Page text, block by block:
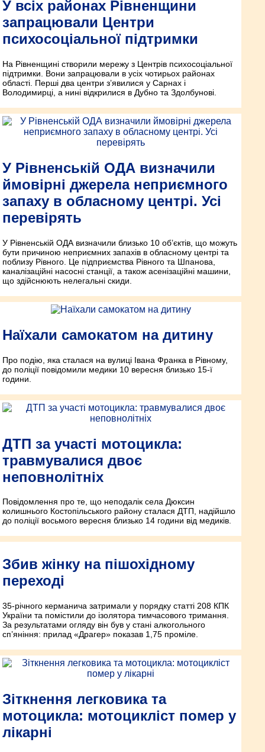
У всіх районах Рівненщини
запрацювали Центри
психосоціальної підтримки
На Рівненщині створили мережу з Центрів психосоціальної
підтримки. Вони запрацювали в усіх чотирьох районах
області. Перші два центри з’явилися у Сарнах і
Володимирці, а нині відкрилися в Дубно та Здолбунові.
У Рівненській ОДА визначили
ймовірні джерела неприємного
запаху в обласному центрі. Усі
перевірять
У Рівненській ОДА визначили близько 10 об’єктів, що можуть
бути причиною неприємних запахів в обласному центрі та
поблизу Рівного. Це підприємства Рівного та Шпанова,
каналізаційні насосні станції, а також асенізаційні машини,
що здійснюють нелегальні скиди.
Наїхали самокатом на дитину
Про подію, яка сталася на вулиці Івана Франка в Рівному,
до поліції повідомили медики 10 вересня близько 15-ї
години.
ДТП за участі мотоцикла:
травмувалися двоє
неповнолітніх
Повідомлення про те, що неподалік села Дюксин
колишнього Костопільського району сталася ДТП, надійшло
до поліції восьмого вересня близько 14 години від медиків.
Збив жінку на пішохідному
переході
35-річного керманича затримали у порядку статті 208 КПК
України та помістили до ізолятора тимчасового тримання.
За результатами огляду він був у стані алкогольного
сп’яніння: прилад «Драгер» показав 1,75 проміле.
Зіткнення легковика та
мотоцикла: мотоцикліст помер у
лікарні